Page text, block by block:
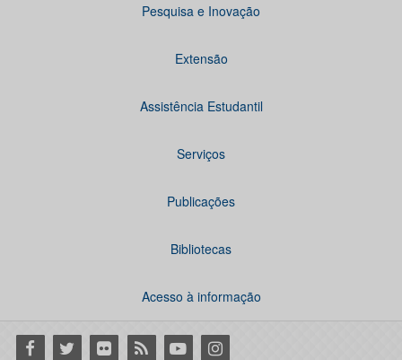
Pesquisa e Inovação
Extensão
Assistência Estudantil
Serviços
Publicações
Bibliotecas
Acesso à informação
Facebook
Twitter Flickr RSS YoutubeInstagram